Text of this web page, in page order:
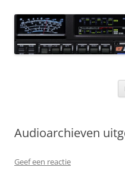
naar
de
inhoud
Website door
Audioarchieven
Geef een reactie